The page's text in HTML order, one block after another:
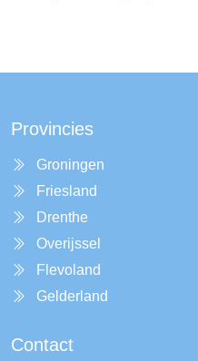
Provincies
Groningen
Friesland
Drenthe
Overijssel
Flevoland
Gelderland
Contact